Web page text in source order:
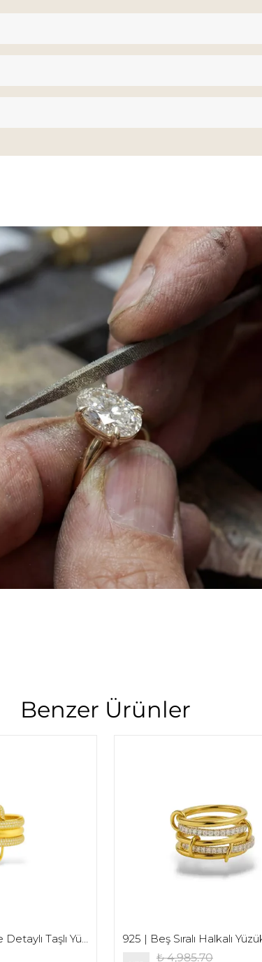
Benzer Ürünler
925 | Çengelli İğne Detaylı Taşlı Yüzük
₺ 4,985.70